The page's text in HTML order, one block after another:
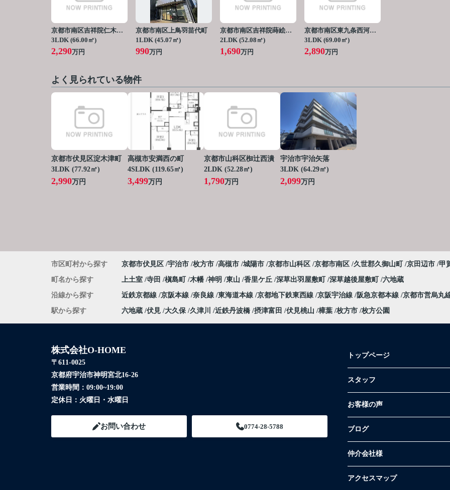
京都市南区吉祥院仁木ノ森町
3LDK (66.00㎡)
2,290万円
京都市南区上鳥羽苗代町
1LDK (45.07㎡)
990万円
京都市南区吉祥院蒔絵南町
2LDK (52.08㎡)
1,690万円
京都市南区東九条西河辺町
3LDK (69.00㎡)
2,890万円
よく見られている物件
京都市伏見区淀木津町
3LDK (77.92㎡)
2,990万円
高槻市安満西の町
4SLDK (119.65㎡)
3,499万円
京都市山科区椥辻西潰
2LDK (52.28㎡)
1,790万円
宇治市宇治矢落
3LDK (64.29㎡)
2,099万円
市区町村から探す 京都市伏見区 宇治市 枚方市 高槻市 城陽市 京都市山科区 京都市南区 久世郡久御山町 京田辺市 甲
町名から探す 上土室 寺田 槇島町 木幡 神明 東山 香里ケ丘 深草出羽屋敷町 深草越後屋敷町 六地蔵
沿線から探す 近鉄京都線 京阪本線 奈良線 東海道本線 京都地下鉄東西線 京阪宇治線 阪急京都本線 京都市営烏丸
駅から探す 六地蔵 伏見 大久保 久津川 近鉄丹波橋 摂津富田 伏見桃山 樟葉 枚方市 枚方公園
株式会社O-HOME
〒611-0025
京都府宇治市神明宮北16-26
営業時間： 09:00~19:00
定休日： 火曜日・水曜日
お問い合わせ 0774-28-5788
トップページ
スタッフ
お客様の声
ブログ
仲介会社様
アクセスマップ